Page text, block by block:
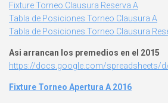
Fixture Torneo Clausura Reserva A
Tabla de Posiciones Torneo Clausura A
Tabla de Posiciones Torneo Clausura
Asi arrancan los premedios en el 2015
https://docs.google.com/spreadsheets/
Fixture Torneo Apertura A 2016